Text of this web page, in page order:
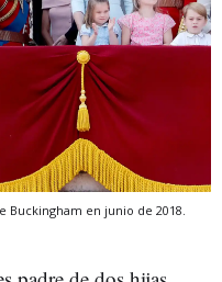
Buckingham en junio de 2018.